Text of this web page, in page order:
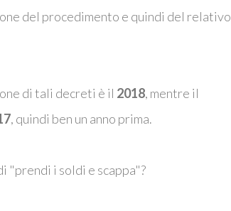
del procedimento e quindi del relativo
di tali decreti è il 2018, mentre il
, quindi ben un anno prima.
"prendi i soldi e scappa"?